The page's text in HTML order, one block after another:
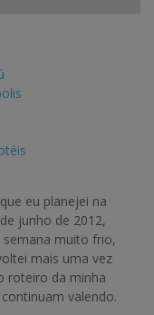
eu planejei na
junho de 2012,
muito frio,
mais uma vez
roteiro da minha
valendo.